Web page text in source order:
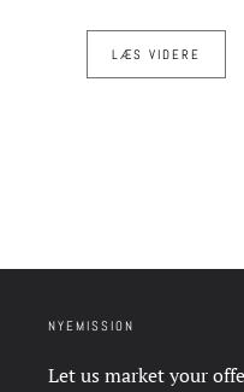
LÆS VIDERE
NYEMISSION
Let us market your